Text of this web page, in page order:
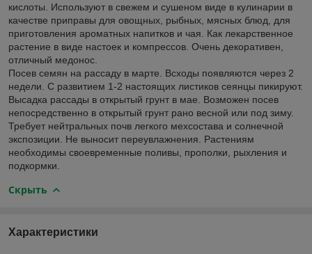
кислоты. Используют в свежем и сушеном виде в кулинарии в
качестве приправы для овощных, рыбных, мясных блюд, для
приготовления ароматных напитков и чая. Как лекарственное
растение в виде настоек и компрессов. Очень декоративен,
отличный медонос.
Посев семян на рассаду в марте. Всходы появляются через 2
недели. С развитием 1-2 настоящих листиков сеянцы пикируют.
Высадка рассады в открытый грунт в мае. Возможен посев
непосредственно в открытый грунт рано весной или под зиму.
Требует нейтральных почв легкого мехсостава и солнечной
экспозиции. Не выносит переувлажнения. Растениям
необходимы своевременные поливы, прополки, рыхления и
подкормки.
Скрыть
Характеристики